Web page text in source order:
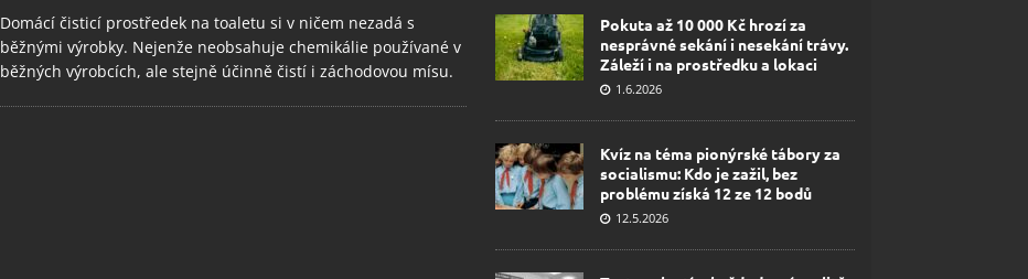
Domácí čisticí prostředek na toaletu si v ničem nezadá s
běžnými výrobky. Nejenže neobsahuje chemikálie používané v
běžných výrobcích, ale stejně účinně čistí i záchodovou mísu.
Pokuta až 10 000 Kč hrozí za
nesprávné sekání i nesekání trávy.
Záleží i na prostředku a lokaci
1.6.2026
Kvíz na téma pionýrské tábory za
socialismu: Kdo je zažil, bez
problému získá 12 ze 12 bodů
12.5.2026